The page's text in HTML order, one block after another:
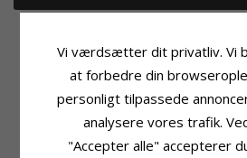
Produktinformation
Tillægsord:Vandfast
Bredde:
Vi værdsætter dit privatliv. Vi
at forbedre din
personligt tilpassede
analysere vores trafik.
"Accepter alle" accepterer